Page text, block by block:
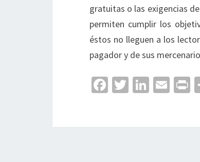
gratuitas o las exigencias
permiten cumplir los
éstos no lleguen a los
pagador y de sus
Fa T
Li
E